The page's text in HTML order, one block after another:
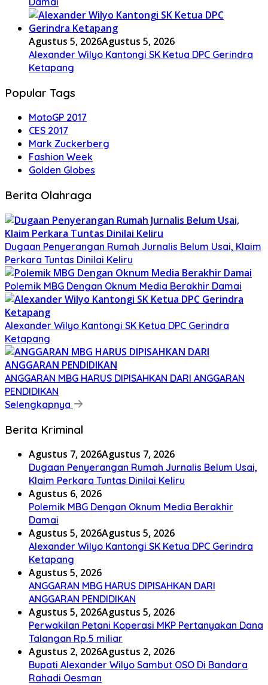
Agustus 5, 2026Agustus 5, 2026
Alexander Wilyo Kantongi SK Ketua DPC Gerindra
Ketapang
Popular Tags
MotoGP 2017
CES 2017
Mark Zuckerberg
Fashion Week
Golden Globes
Berita Olahraga
Dugaan Penyerangan Rumah Jurnalis Belum Usai, Klaim
Perkara Tuntas Dinilai Keliru
Polemik MBG Dengan Oknum Media Berakhir Damai
Alexander Wilyo Kantongi SK Ketua DPC Gerindra
Ketapang
ANGGARAN MBG HARUS DIPISAHKAN DARI ANGGARAN
PENDIDIKAN
Selengkapnya
Berita Kriminal
Agustus 7, 2026Agustus 7, 2026
Dugaan Penyerangan Rumah Jurnalis Belum Usai,
Klaim Perkara Tuntas Dinilai Keliru
Agustus 6, 2026
Polemik MBG Dengan Oknum Media Berakhir
Damai
Agustus 5, 2026Agustus 5, 2026
Alexander Wilyo Kantongi SK Ketua DPC Gerindra
Ketapang
Agustus 5, 2026
ANGGARAN MBG HARUS DIPISAHKAN DARI
ANGGARAN PENDIDIKAN
Agustus 5, 2026Agustus 5, 2026
Perwakilan Petani Koperasi MKP Pertanyakan Dana
Talangan Rp.5 miliar
Agustus 2, 2026Agustus 2, 2026
Bupati Alexander Wilyo Sambut OSO Di Bandara
Rahadi Oesman